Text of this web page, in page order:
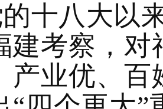
十八大以
建考察，对
产业优、百